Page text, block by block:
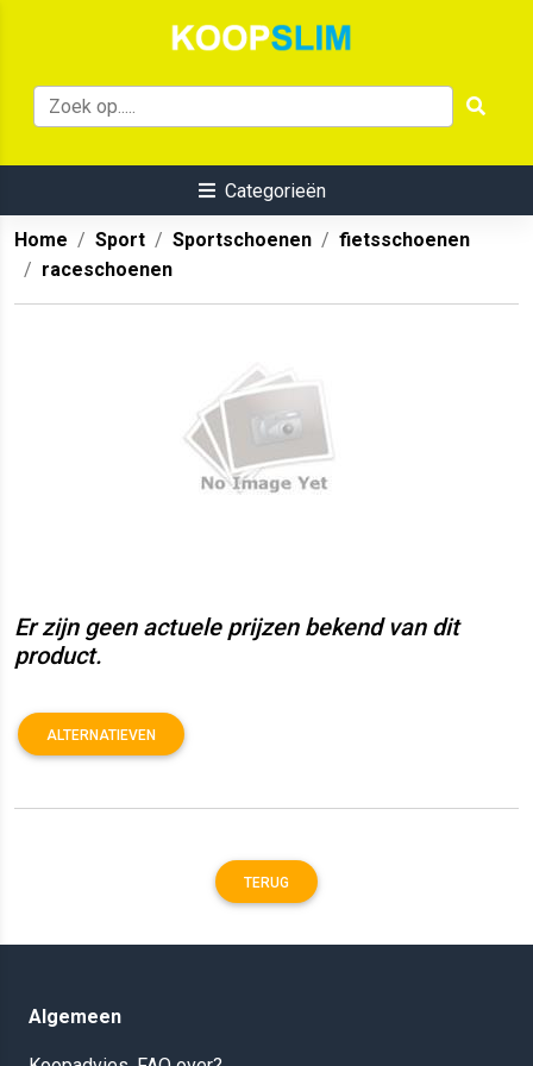
Categorieën
Home Sport Sportschoenen
fietsschoenen
raceschoenen
Er zijn geen actuele prijzen bekend van dit
product.
ALTERNATIEVEN
TERUG
Algemeen